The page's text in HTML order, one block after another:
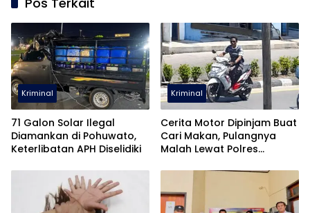
Kriminal
71 Galon Solar Ilegal
Diamankan di Pohuwato,
Keterlibatan APH Diselidiki
Kriminal
Cerita Motor Dipinjam Buat
Cari Makan, Pulangnya
Malah Lewat Polres